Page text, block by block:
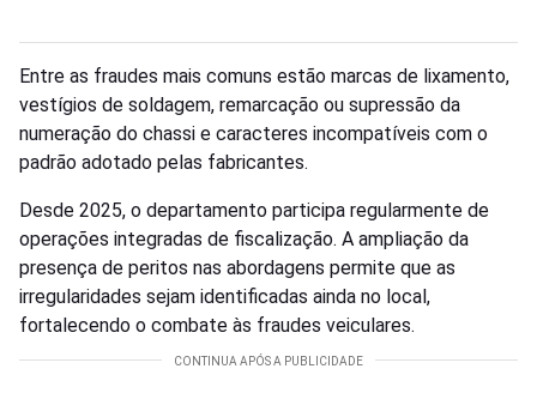
Entre as fraudes mais comuns estão marcas de lixamento,
vestígios de soldagem, remarcação ou supressão da
numeração do chassi e caracteres incompatíveis com o
padrão adotado pelas fabricantes.
Desde 2025, o departamento participa regularmente de
operações integradas de fiscalização. A ampliação da
presença de peritos nas abordagens permite que as
irregularidades sejam identificadas ainda no local,
fortalecendo o combate às fraudes veiculares.